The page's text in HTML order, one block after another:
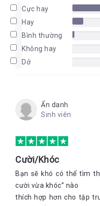
Cực hay
Hay
Bình thường
Không hay
Dở
Ẩn danh
Sinh viên
Cười/Khóc
Bạn sẽ khó có thể tìm
cười vừa khóc” nào
thích hợp hơn cho tập